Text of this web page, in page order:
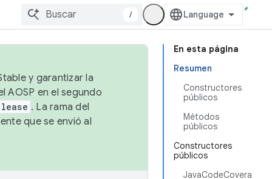
/
En esta página
Resumen
Constructores
públicos
Métodos
públicos
Constructores
públicos
JavaCodeCovera
y garantizar la
AOSP en el segundo
. La rama del
que se envió al